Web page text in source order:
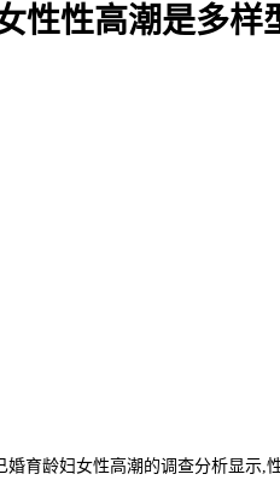
性性高潮是多样
育龄妇女性高潮的调查分析显示,